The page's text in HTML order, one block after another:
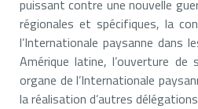
puissant contre une nouvelle
régionales et spécifiques, la
l’Internationale paysanne
Amérique latine, l’ouverture
organe de l’Internationale
la réalisation d’autres